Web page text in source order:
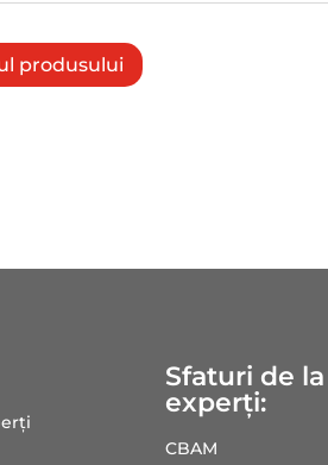
produsului
Sfaturi de la
experți:
CBAM